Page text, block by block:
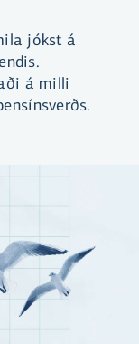
jókst á
á milli